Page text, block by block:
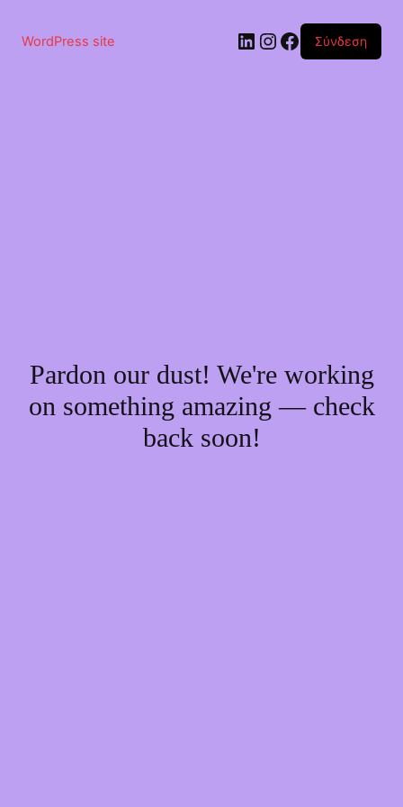
περιεχόμενο
WordPress site Linkedin
Instagram
Facebook
Σύνδεση
Pardon our dust! We're working
on something amazing — check
back soon!